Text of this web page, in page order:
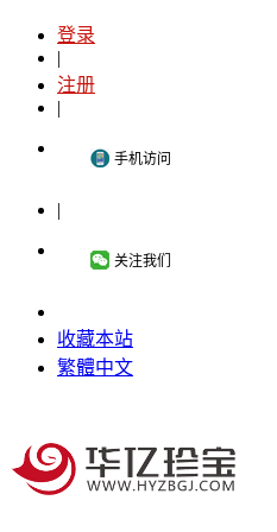
登录
|
注册
|
手机访问
|
关注我们
收藏本站
繁體中文